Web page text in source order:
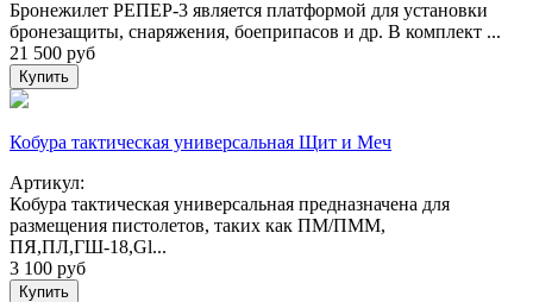
Бронежилет РЕПЕР-3 является платформой для установки
бронезащиты, снаряжения, боеприпасов и др. В комплект ...
21 500 руб
Купить
Кобура тактическая универсальная Щит и Меч
Артикул:
Кобура тактическая универсальная предназначена для
размещения пистолетов, таких как ПМ/ПММ,
ПЯ,ПЛ,ГШ-18,Gl...
3 100 руб
Купить